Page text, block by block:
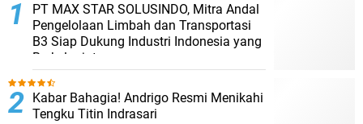
PT MAX STAR SOLUSINDO, Mitra Andal
Pengelolaan Limbah dan Transportasi
B3 Siap Dukung Industri Indonesia yang
Berkelanjutan
Kabar Bahagia! Andrigo Resmi Menikahi
Tengku Titin Indrasari